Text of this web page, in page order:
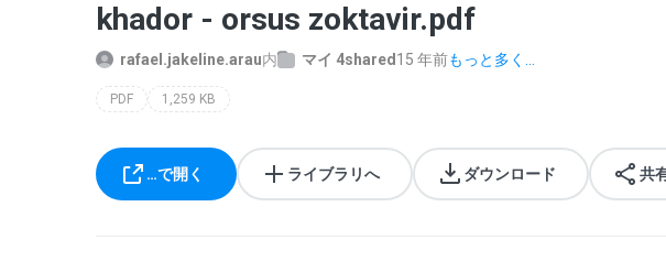
khador - orsus zoktavir.pdf
rafael.jakeline.arau内 マイ 4shared 15 年前もっと多く...
PDF 1,259 KB
…で開く ライブラリへ ダウンロード 共